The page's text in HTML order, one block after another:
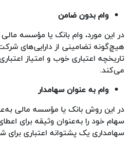
وام بدون ضامن
در این مورد، وام بانک یا مؤسسه مالی
هیچ‌گونه تضامینی از دارایی‌های
تاریخچه اعتباری خوب و امتیاز
می‌کند.
وام به عنوان سهامدار
در این روش بانک یا مؤسسه مالی
سهام خود را به‌عنوان وثیقه برای
سهامداری یک پشتوانه اعتباری